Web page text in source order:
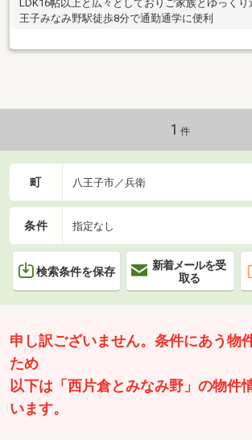
LDK16帖以上と広々としておりご家族とゆっく
王子みなみ野駅徒歩8分で通勤通学に便利
1 件
町 八王子市／兵衛
条件 指定なし
検索条件を保存
新着メールを受
取る
申し訳ございません。条件にあう物
ため
以下は「西片倉とみなみ野」の物件
います。